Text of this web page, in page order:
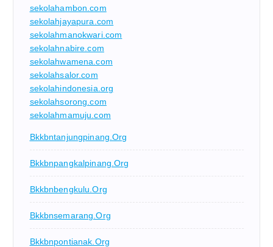
sekolahambon.com
sekolahjayapura.com
sekolahmanokwari.com
sekolahnabire.com
sekolahwamena.com
sekolahsalor.com
sekolahindonesia.org
sekolahsorong.com
sekolahmamuju.com
Bkkbntanjungpinang.org
Bkkbnpangkalpinang.org
Bkkbnbengkulu.org
Bkkbnsemarang.org
Bkkbnpontianak.org